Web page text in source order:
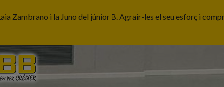
Zambrano i la Juno del júnior B. Agrair-les el seu esforç i